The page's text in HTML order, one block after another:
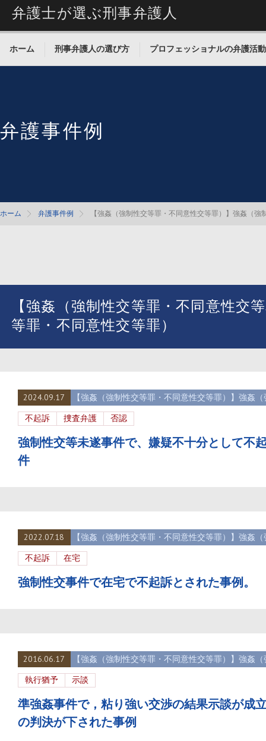
弁護士が選ぶ刑事弁護人
ホーム 刑事弁護人の選び方 プロフェッショナルの弁護活動
弁護事件例
ホーム 弁護事件例 【強姦（強制性交等罪・不同意性交等罪）】強姦（
【強姦（強制性交等罪・不同意性交
等罪・不同意性交等罪）
2024.09.17 【強姦（強制性交等罪・不同意性交等罪）】強姦
不起訴 捜査弁護 否認
強制性交等未遂事件で、嫌疑不十分として不
件
2022.07.18 【強姦（強制性交等罪・不同意性交等罪）】強姦
不起訴 在宅
強制性交事件で在宅で不起訴とされた事例。
2016.06.17 【強姦（強制性交等罪・不同意性交等罪）】強姦
執行猶予 示談
準強姦事件で，粘り強い交渉の結果示談が成
の判決が下された事例